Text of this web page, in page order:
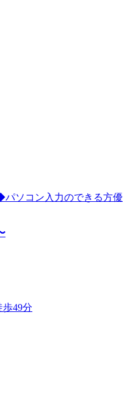
ソコン入力のできる方優
49分